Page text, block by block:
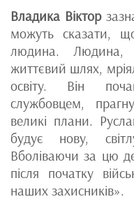
Владика Віктор
можуть сказати,
людина. Людина,
життєвий шлях,
освіту. Він
службовцем,
великі плани.
будує нову,
Вболіваючи за цю
після початку
наших захисників».